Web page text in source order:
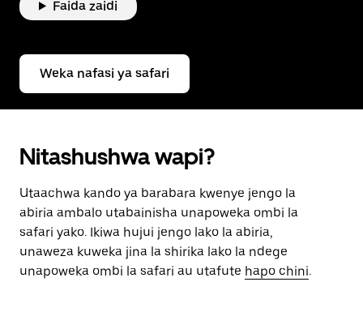
Faida zaidi
Weka nafasi ya safari
Nitashushwa wapi?
Utaachwa kando ya barabara kwenye jengo la
abiria ambalo utabainisha unapoweka ombi la
safari yako. Ikiwa hujui jengo lako la abiria,
unaweza kuweka jina la shirika lako la ndege
unapoweka ombi la safari au utafute hapo chini.